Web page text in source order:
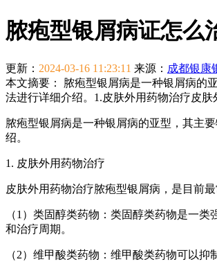
脓疱型银屑病证怎么
更新： 2024-03-16 11:23:11 来源： 成都银康
本文摘要：
脓疱型银屑病是一种银屑病的
法进行详细介绍。1.皮肤外用药物治疗皮
脓疱型银屑病是一种银屑病的亚型，其主
绍。
1. 皮肤外用药物治疗
皮肤外用药物治疗脓疱型银屑病，是目前
（1）类固醇类药物：类固醇类药物是一
和治疗周期。
（2）维甲酸类药物：维甲酸类药物可以